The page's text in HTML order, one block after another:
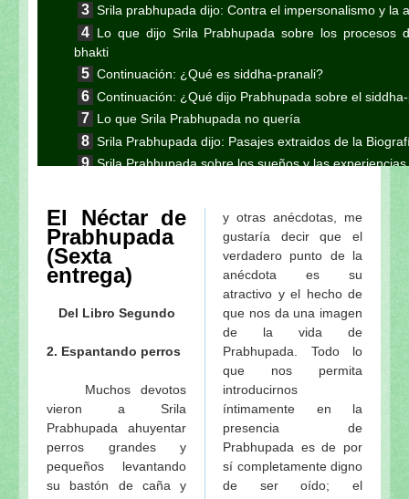
Srila prabhupada dijo: Contra el impersonalismo y la
Lo que dijo Srila Prabhupada sobre los procesos
bhakti
Continuación: ¿Qué es siddha-pranali?
Continuación: ¿Qué dijo Prabhupada sobre el
Lo que Srila Prabhupada no quería
Srila Prabhupada dijo: Pasajes extraidos de la
Srila Prabhupada sobre los sueños y las
El Néctar de Prabhupada (Una historia especial)
El Néctar de Prabhupada (Séptima entrega)
El Néctar de Prabhupada (Sexta entrega)
El Néctar de Prabhupada (Quinta entrega)
El Néctar de Prabhupada (Cuarta entrega)
El Néctar de Prabhupada (Tercera entrega)
El Diario de Srila Prabhupada en el Jaladuta-1965
Una carta de Srila Prabhupada a Srila Sridhara
Srila Prabhupada dijo: sobre la calificación de un
Srila Prabhupada uvaca: El principio de yukta
utilizarse en Krishna-seva
Srila Prabhupada uvaca: ¿Quién es un devoto
Srila Prabhupada y los profesores
El Néctar de
Prabhupada
(Sexta
entrega)
Del Libro Segundo
2. Espantando perros
Muchos devotos
vieron a Srila
Prabhupada ahuyentar
perros grandes y
pequeños levantando
su bastón de caña y
y otras anécdotas, me
gustaría decir que el
verdadero punto de la
anécdota es su
atractivo y el hecho de
que nos da una imagen
de la vida de
Prabhupada. Todo lo
que nos permita
introducirnos
íntimamente en la
presencia de
Prabhupada es de por
sí completamente digno
de ser oído; el